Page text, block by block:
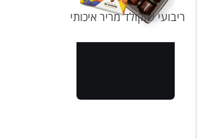
ריבועי שוקולד מריר איכותי